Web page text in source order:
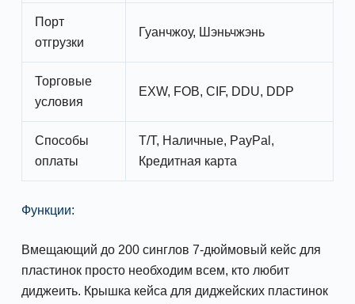
Порт
отгрузки
Гуанчжоу, Шэньчжэнь
Торговые
условия
EXW, FOB, CIF, DDU, DDP
Способы
оплаты
T/T, Наличные, PayPal,
Кредитная карта
Функции:
Вмещающий до 200 синглов 7-дюймовый кейс для
пластинок просто необходим всем, кто любит
диджеить. Крышка кейса для диджейских пластинок